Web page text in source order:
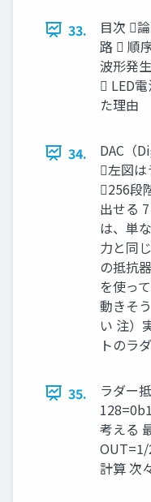
33.
目次 
路  順
波形発
 LED
た理由
34.
DAC（
左図は
256段
出せる
は、単
力と同
の抵抗
を使っ
動きそ
い 注）
トのラ
35.
ラダー
考える
OUT=1/
計算 次